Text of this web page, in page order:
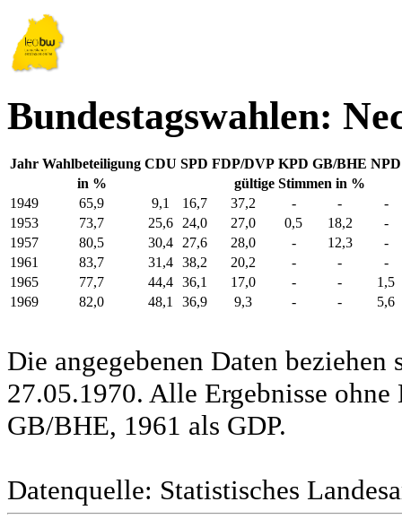
Bundestagswahlen:
Jahr Wahlbeteiligung CDU SPD FDP/DVP KPD GB/BHE NPD
in %
gültige Stimmen in %
1949
65,9 9,1 16,7 37,2 - -
-
1953
73,7 25,6 24,0 27,0 0,5 18,2
-
1957
80,5 30,4 27,6 28,0 - 12,3
-
1961
83,7 31,4 38,2 20,2 - -
-
1965
77,7 44,4 36,1 17,0 - -
1,5
1969
82,0 48,1 36,9 9,3 - - 5,6
Die angegebenen Daten
27.05.1970. Alle Ergebnisse
GB/BHE, 1961 als GDP.
Datenquelle: Statistisches